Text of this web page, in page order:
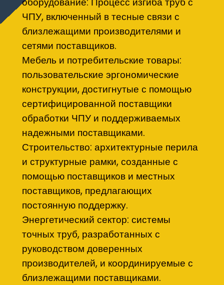
ЧПУ, включенный в тесные связи с
близлежащими производителями и
сетями поставщиков.
Мебель и потребительские товары:
пользовательские эргономические
конструкции, достигнутые с помощью
сертифицированной поставщики
обработки ЧПУ и поддерживаемых
надежными поставщиками.
Строительство: архитектурные перила
и структурные рамки, созданные с
помощью поставщиков и местных
поставщиков, предлагающих
постоянную поддержку.
Энергетический сектор: системы
точных труб, разработанных с
руководством доверенных
производителей, и координируемые с
близлежащими поставщиками.